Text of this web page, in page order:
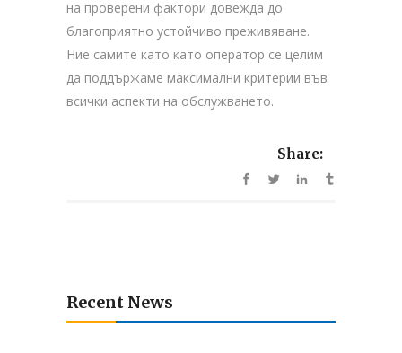
на проверени фактори довежда до
благоприятно устойчиво преживяване.
Ние самите като като оператор се целим
да поддържаме максимални критерии във
всички аспекти на обслужването.
Share:
Recent News